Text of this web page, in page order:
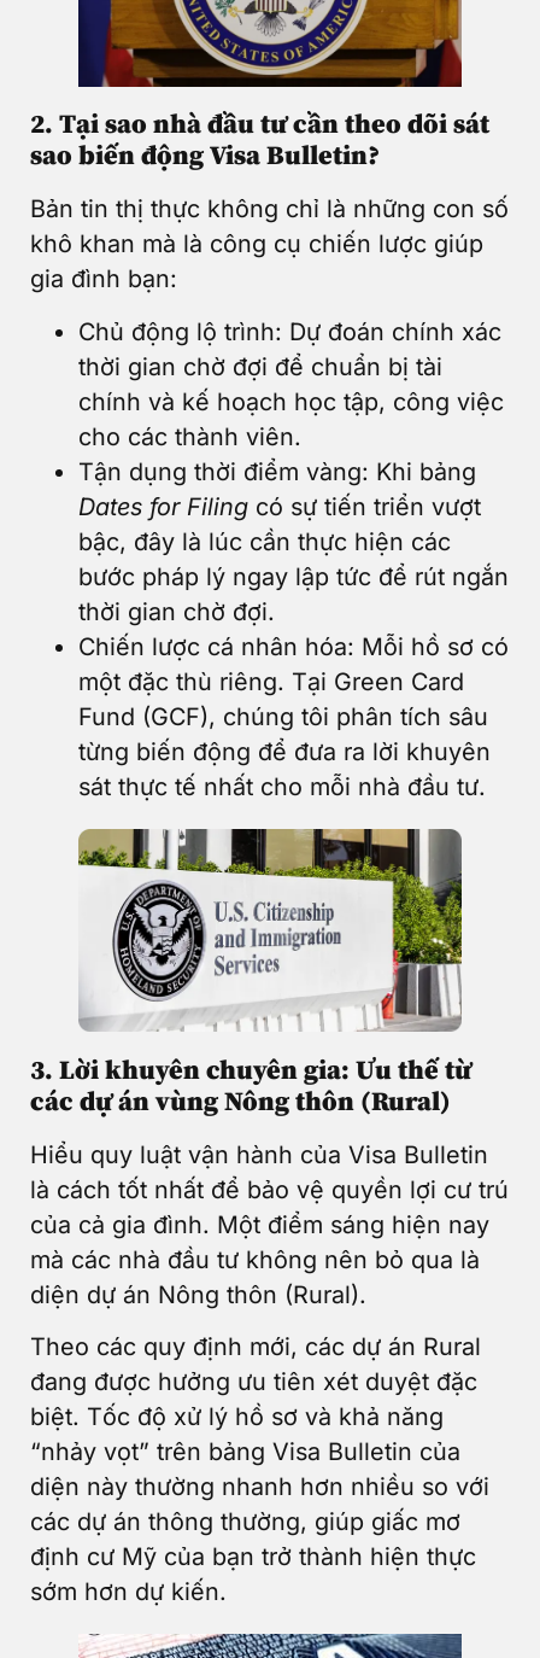
2. Tại sao nhà đầu tư cần theo dõi sát
sao biến động Visa Bulletin?
Bản tin thị thực không chỉ là những con số
khô khan mà là công cụ chiến lược giúp
gia đình bạn:
Chủ động lộ trình: Dự đoán chính xác
thời gian chờ đợi để chuẩn bị tài
chính và kế hoạch học tập, công việc
cho các thành viên.
Tận dụng thời điểm vàng: Khi bảng
Dates for Filing có sự tiến triển vượt
bậc, đây là lúc cần thực hiện các
bước pháp lý ngay lập tức để rút ngắn
thời gian chờ đợi.
Chiến lược cá nhân hóa: Mỗi hồ sơ có
một đặc thù riêng. Tại Green Card
Fund (GCF), chúng tôi phân tích sâu
từng biến động để đưa ra lời khuyên
sát thực tế nhất cho mỗi nhà đầu tư.
3. Lời khuyên chuyên gia: Ưu thế từ
các dự án vùng Nông thôn (Rural)
Hiểu quy luật vận hành của Visa Bulletin
là cách tốt nhất để bảo vệ quyền lợi cư trú
của cả gia đình. Một điểm sáng hiện nay
mà các nhà đầu tư không nên bỏ qua là
diện dự án Nông thôn (Rural).
Theo các quy định mới, các dự án Rural
đang được hưởng ưu tiên xét duyệt đặc
biệt. Tốc độ xử lý hồ sơ và khả năng
“nhảy vọt” trên bảng Visa Bulletin của
diện này thường nhanh hơn nhiều so với
các dự án thông thường, giúp giấc mơ
định cư Mỹ của bạn trở thành hiện thực
sớm hơn dự kiến.